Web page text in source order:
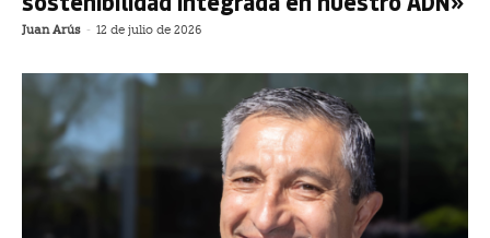
Juan Arús - 12 de julio de 2026